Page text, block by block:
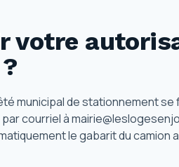
votre
?
municipal de stationnement
courriel à
le gabarit du camion